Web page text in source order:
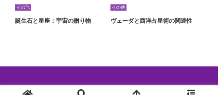
その他
誕生石と星座：宇宙の贈り物
その他
ヴェーダと西洋占星術の関連性